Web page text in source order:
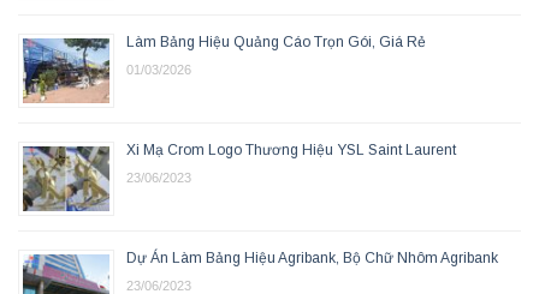
Làm Bảng Hiệu Quảng Cáo Trọn Gói, Giá Rẻ
01/03/2026
Xi Mạ Crom Logo Thương Hiệu YSL Saint Laurent
23/06/2023
Dự Án Làm Bảng Hiệu Agribank, Bộ Chữ Nhôm Agribank
23/06/2023